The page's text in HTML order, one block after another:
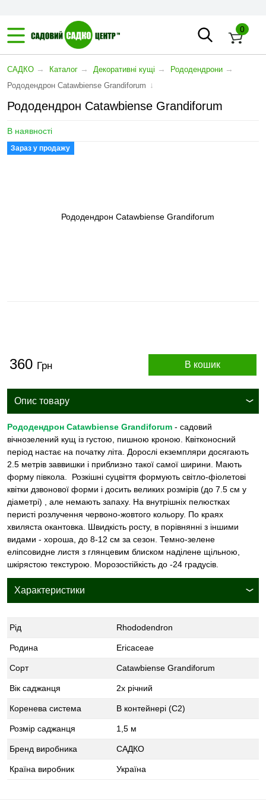
0
САДКО → Каталог → Декоративні кущі → Рододендрони →
Рододендрон Catawbiense Grandiforum ↓
Рододендрон Catawbiense Grandiforum
В наявності
Зараз у продажу
360 Грн В кошик
Опис товару
Рододендрон Catawbiense Grandiforum - садовий
вічнозелений кущ із густою, пишною кроною. Квітконосний
період настає на початку літа. Дорослі екземпляри досягають
2.5 метрів заввишки і приблизно такої самої ширини. Мають
форму півкола. Розкішні суцвіття формують світло-фіолетові
квітки дзвонової форми і досить великих розмірів (до 7.5 см у
діаметрі) , але немають запаху. На внутрішніх пелюстках
перисті розлучення червоно-жовтого кольору. По краях
хвиляста окантовка. Швидкість росту, в порівнянні з іншими
видами - хороша, до 8-12 см за сезон. Темно-зелене
еліпсовидне листя з глянцевим блиском наділене щільною,
шкірястою текстурою. Морозостійкість до -24 градусів.
Характеристики
Рід Rhododendron
Родина Ericaceae
Сорт Catawbiense Grandiforum
Вік саджанця 2х річний
Коренева система В контейнері (С2)
Розмір саджанця 1,5 м
Бренд виробника САДКО
Країна виробник Україна